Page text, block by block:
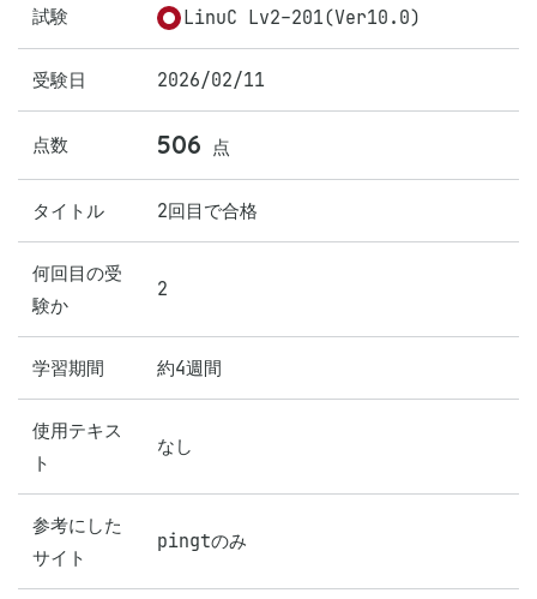
試験 LinuC Lv2-201(Ver10.0)
受験日 2026/02/11
点数 506 点
タイトル 2回目で合格
何回目の受
験か
2
学習期間 約4週間
使用テキス
ト
なし
参考にした
サイト
pingtのみ